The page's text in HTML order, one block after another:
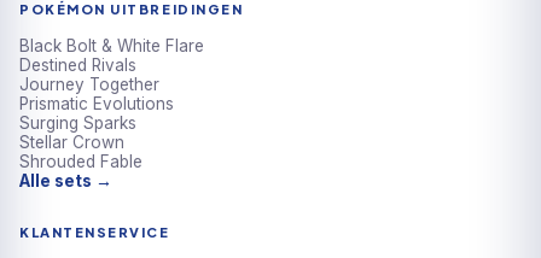
POKÉMON UITBREIDINGEN
Black Bolt & White Flare
Destined Rivals
Journey Together
Prismatic Evolutions
Surging Sparks
Stellar Crown
Shrouded Fable
Alle sets →
KLANTENSERVICE